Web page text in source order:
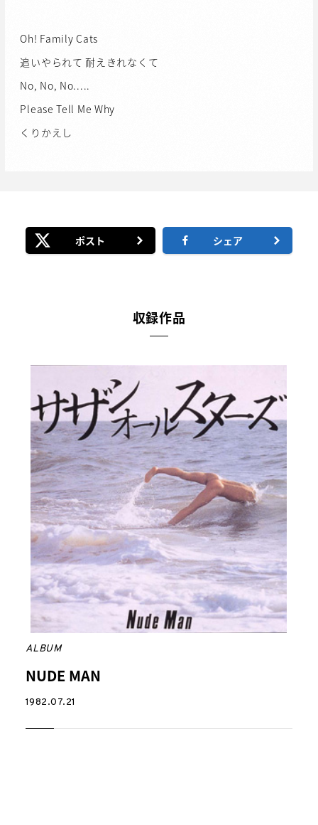
Oh! Family Cats
追いやられて 耐えきれなくて
No, No, No.....
Please Tell Me Why
くりかえし
ポスト シェア
収録作品
ALBUM
NUDE MAN
1982.07.21